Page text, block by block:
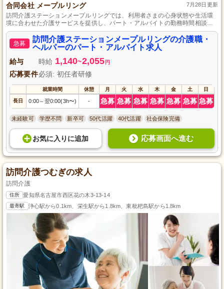
合同会社 メープルリング 7月28日更新
訪問介護ステーションメープルリングでは、利用者さまの心身状態や生活環
境に合わせた介護サービスを提供し、パート・アルバイトの勤務時間相談も
可能で、研修制度や資格取得の支援も実施しています。
急募
訪問介護ステーションメープルリングの介護職・
ヘルパーのパート・アルバイト求人
給与 時給 1,140~2,055 円
応募要件必須: 初任者研修
就業時間 休憩 月 火 水 木 金 土 日
長日 0:00～ 翌0:00(3h〜) - 急募 急募 急募 急募 急募 急募 急募
未経験可 学歴不問 新卒可 50代活躍 40代活躍 社会保険完備
お気に入り に追加 応募画面へ進む
訪問介護つむぎの求人
訪問介護
住所 愛知県名古屋市西区花の木3-13-14
最寄駅 浄心駅から0.1km、栄生駅から1.8km、東枇杷島駅から1.8km